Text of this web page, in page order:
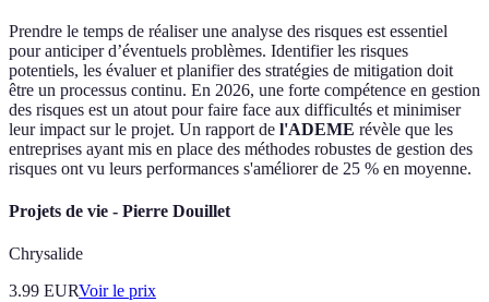
Prendre le temps de réaliser une analyse des risques est essentiel
pour anticiper d’éventuels problèmes. Identifier les risques
potentiels, les évaluer et planifier des stratégies de mitigation doit
être un processus continu. En 2026, une forte compétence en gestion
des risques est un atout pour faire face aux difficultés et minimiser
leur impact sur le projet. Un rapport de l'ADEME révèle que les
entreprises ayant mis en place des méthodes robustes de gestion des
risques ont vu leurs performances s'améliorer de 25 % en moyenne.
Projets de vie - Pierre Douillet
Chrysalide
3.99 EURVoir le prix